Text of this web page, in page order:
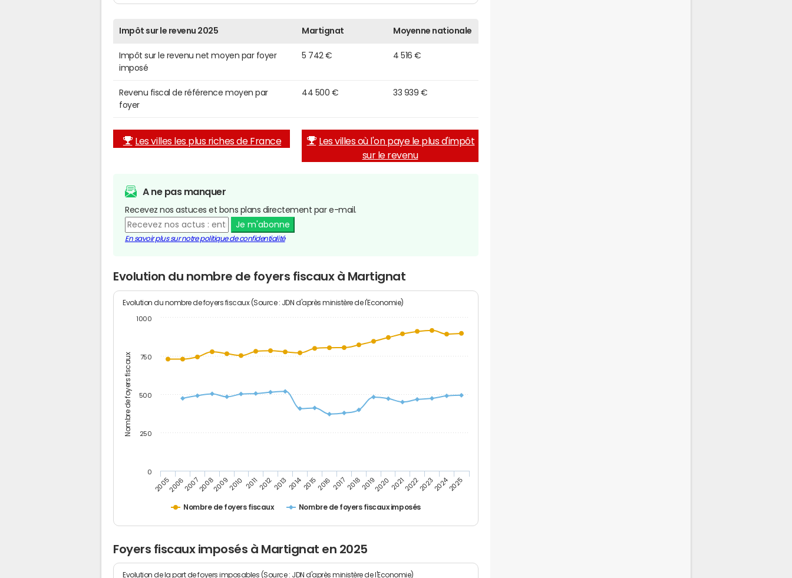
Impôt sur le revenu 2025 Martignat Moyenne nationale
Impôt sur le revenu net moyen par foyer
imposé
5 742 € 4 516 €
Revenu fiscal de référence moyen par
foyer
44 500 € 33 939 €
Les villes les plus riches de France
Les villes où l'on paye le plus d'impôt
sur le revenu
A ne pas manquer
Recevez nos astuces et bons plans directement par e-mail.
Je m'abonne
En savoir plus sur notre politique de confidentialité
Evolution du nombre de foyers fiscaux à Martignat
Nombre de foyers fiscaux
Evolution du nombre de foyers fiscaux (Source : JDN d'après ministère de l'Economie)
Nombre de foyers fiscaux Nombre de foyers fiscaux imposés
200520062007200820092010 201120122013201420152016 201720182019202020212022202320242025
0
250
500
750
1000
Foyers fiscaux imposés à Martignat en 2025
Evolution de la part de foyers imposables (Source : JDN d'après ministère de l'Economie)